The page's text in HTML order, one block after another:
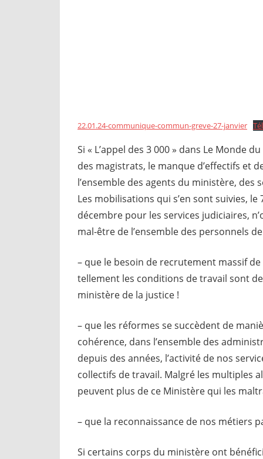
22.01.24-communique-commun-greve-27-janvier
Si « L’appel des 3 000 » dans Le Monde
des magistrats, le manque d’effectifs et
l’ensemble des agents du ministère, des
Les mobilisations qui s’en sont suivies,
décembre pour les services judiciaires,
mal-être de l’ensemble des personnels
– que le besoin de recrutement massif
tellement les conditions de travail sont
ministère de la justice !
– que les réformes se succèdent de
cohérence, dans l’ensemble des
depuis des années, l’activité de nos
collectifs de travail. Malgré les multiples
peuvent plus de ce Ministère qui les
– que la reconnaissance de nos métiers
Si certains corps du ministère ont